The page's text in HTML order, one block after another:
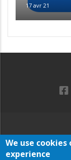
17 avr 21
Below
We use
experience